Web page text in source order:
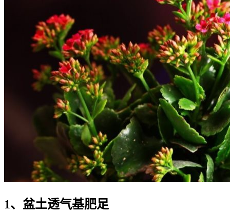
1、盆土透气基肥足